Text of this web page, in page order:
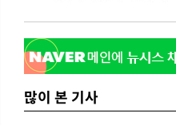
많이 본 기사